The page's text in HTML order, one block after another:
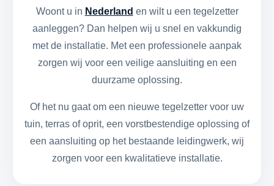
Woont u in Nederland en wilt u een tegelzetter
aanleggen? Dan helpen wij u snel en vakkundig
met de installatie. Met een professionele aanpak
zorgen wij voor een veilige aansluiting en een
duurzame oplossing.
Of het nu gaat om een nieuwe tegelzetter voor uw
tuin, terras of oprit, een vorstbestendige oplossing of
een aansluiting op het bestaande leidingwerk, wij
zorgen voor een kwalitatieve installatie.